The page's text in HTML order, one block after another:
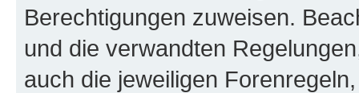
Berechtigungen zuweisen.
und die verwandten
auch die jeweiligen